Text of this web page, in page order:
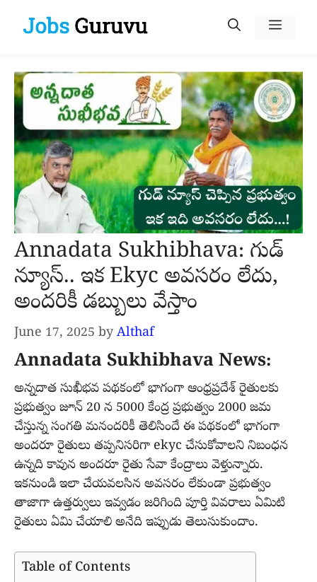
Menu
Annadata Sukhibhava: గుడ్
న్యూస్.. ఇక Ekyc అవసరం లేదు,
అందరికీ డబ్బులు వేస్తాం
June 17, 2025 by Althaf
Annadata Sukhibhava News:
అన్నదాత సుఖీభవ పథకంలో భాగంగా ఆంధ్రప్రదేశ్ రైతులకు
ప్రభుత్వం జూన్ 20 న 5000 కేంద్ర ప్రభుత్వం 2000 జమ
చేస్తున్న సంగతి మనందరికీ తెలిసిందే ఈ పథకంలో భాగంగా
అందరూ రైతులు తప్పనిసరిగా ekyc చేసుకోవాలని నిబంధన
ఉన్నది కావున అందరూ రైతు సేవా కేంద్రాలు వెళ్తున్నారు.
ఇకనుండి ఇలా చేయవలసిన అవసరం లేకుండా ప్రభుత్వం
తాజాగా ఉత్తర్వులు ఇవ్వడం జరిగింది పూర్తి వివరాలు ఏమిటి
రైతులు ఏమి చేయాలి అనేది ఇప్పుడు తెలుసుకుందాం.
Table of Contents